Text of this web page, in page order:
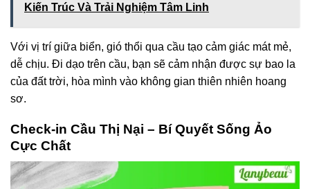
Kiến Trúc Và Trải Nghiệm Tâm Linh
Với vị trí giữa biển, gió thổi qua cầu tạo cảm giác mát mẻ,
dễ chịu. Đi dạo trên cầu, bạn sẽ cảm nhận được sự bao la
của đất trời, hòa mình vào không gian thiên nhiên hoang
sơ.
Check-in Cầu Thị Nại – Bí Quyết Sống Ảo
Cực Chất